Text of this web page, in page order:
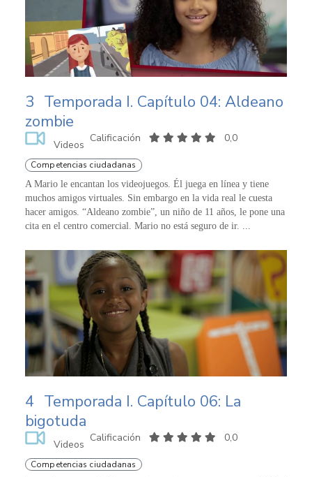
3 Temporada I. Capítulo 04: Aldeano
zombie
Videos
Calificación 0,0
Competencias ciudadanas
A Mario le encantan los videojuegos. Él juega en línea y tiene
muchos amigos virtuales. Sin embargo en la vida real le cuesta
hacer amigos. “Aldeano zombie”, un niño de 11 años, le pone una
cita en el centro comercial. Mario no está seguro de ir. ...
4 Temporada I. Capítulo 06: La
bigotuda
Videos
Calificación 0,0
Competencias ciudadanas